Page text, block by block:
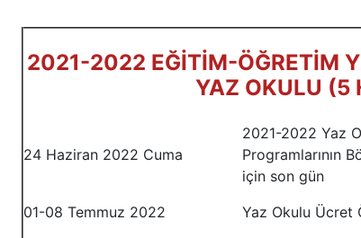
2021-2022 EĞİTİM-ÖĞRETİM
YAZ OKULU (5
24 Haziran 2022 Cuma
2021-2022 Yaz
Programlarının
için son gün
01-08 Temmuz 2022
Yaz Okulu Ücret